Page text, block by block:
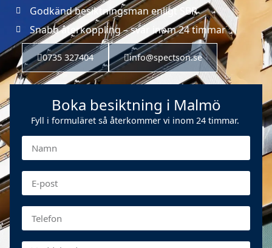
Godkänd besiktningsman enligt SBR
Snabb återkoppling – svar inom 24 timmar
0735 327404 info@spectson.se
Boka besiktning i Malmö
Fyll i formuläret så återkommer vi inom 24 timmar.